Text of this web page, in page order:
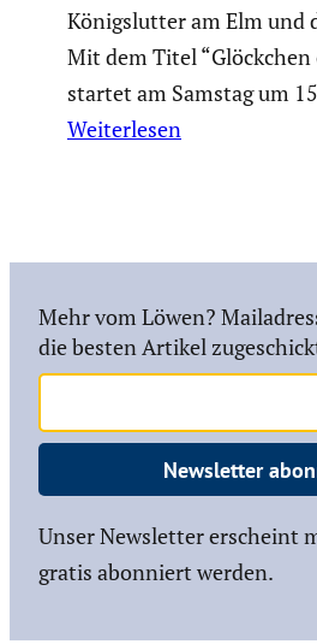
Königs­lutter am Elm und
Mit dem Titel “Glöckchen
startet am Samstag um
Weiterlesen
Mehr vom Löwen?
die besten Artikel
Newsletter
Unser Newsletter erscheint
gratis abonniert werden.